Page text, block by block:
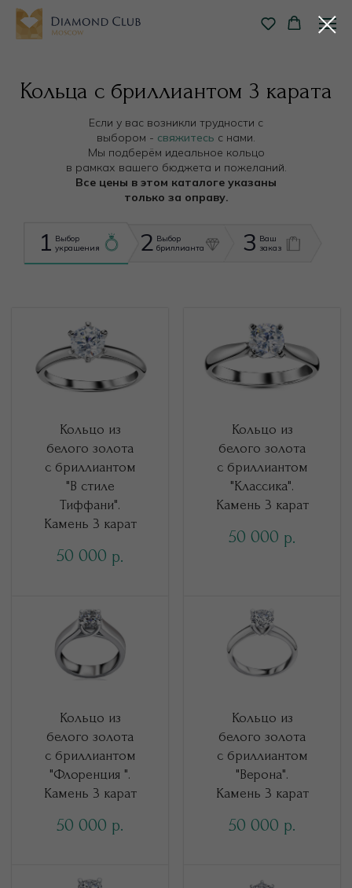
Кольца с бриллиантом 3 карата
Выбор
бриллианта
1 2
Выбор
украшения
3
Если у вас возникли трудности с
выбором - свяжитесь с нами.
Мы подберём идеальное кольцо
в рамках вашего бюджета и пожеланий.
Все цены в этом каталоге указаны
только за оправу.
Ваш
заказ
Кольцо из
белого золота
с бриллиантом
"В стиле
Тиффани".
Камень 3 карат
50 000 р.
Кольцо из
белого золота
с бриллиантом
"Классика".
Камень 3 карат
50 000 р.
Кольцо из
белого золота
с бриллиантом
"Флоренция ".
Камень 3 карат
50 000 р.
Кольцо из
белого золота
с бриллиантом
"Верона".
Камень 3 карат
50 000 р.